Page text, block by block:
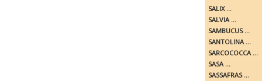
SALIX ...
SALVIA ...
SAMBUCUS ...
SANTOLINA ...
SARCOCOCCA ...
SASA ...
SASSAFRAS ...